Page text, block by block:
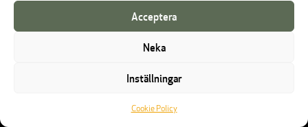
Acceptera
Neka
Inställningar
Cookie Policy